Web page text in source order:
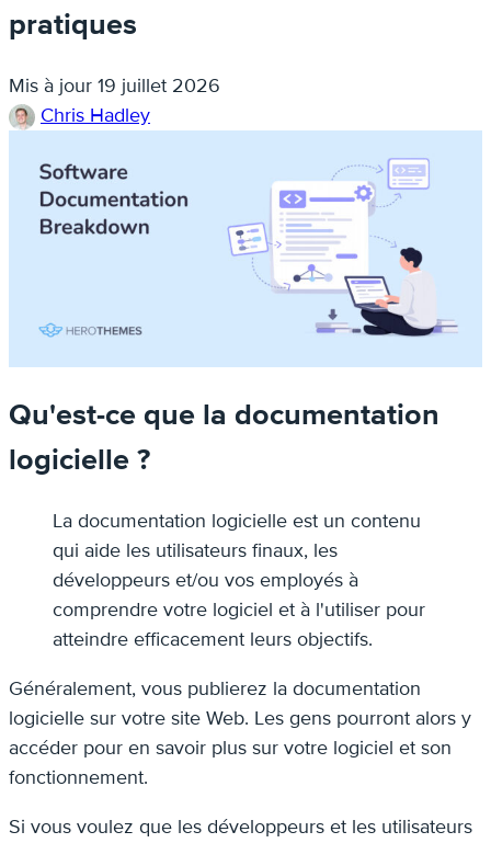
pratiques
Mis à jour 19 juillet 2026
Chris Hadley
Qu'est-ce que la documentation
logicielle ?
La documentation logicielle est un contenu
qui aide les utilisateurs finaux, les
développeurs et/ou vos employés à
comprendre votre logiciel et à l'utiliser pour
atteindre efficacement leurs objectifs.
Généralement, vous publierez la documentation
logicielle sur votre site Web. Les gens pourront alors y
accéder pour en savoir plus sur votre logiciel et son
fonctionnement.
Si vous voulez que les développeurs et les utilisateurs